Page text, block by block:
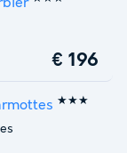
€ 196
★★★